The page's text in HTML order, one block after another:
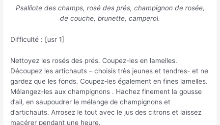
Psalliote des champs, rosé des prés, champignon de rosée,
de couche, brunette, camperol.
Difficulté : [usr 1]
Nettoyez les rosés des prés. Coupez-les en lamelles.
Découpez les artichauts – choisis très jeunes et tendres- et ne
gardez que les fonds. Coupez-les également en fines lamelles.
Mélangez-les aux champignons . Hachez finement la gousse
d’ail, en saupoudrer le mélange de champignons et
d’artichauts. Arrosez le tout avec le jus des citrons et laissez
macérer pendant une heure.